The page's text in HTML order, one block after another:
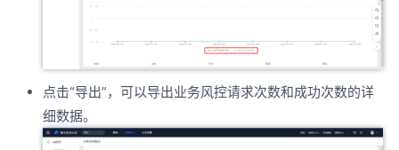
点击“导出”，可以导出业务风控请求次数和成功次数的详
细数据。